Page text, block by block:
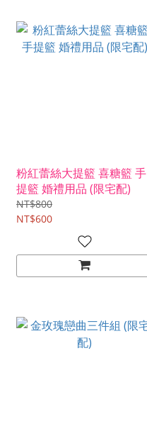
粉紅蕾絲大提籃 喜糖籃 手
提籃 婚禮用品 (限宅配)
NT$800
NT$600